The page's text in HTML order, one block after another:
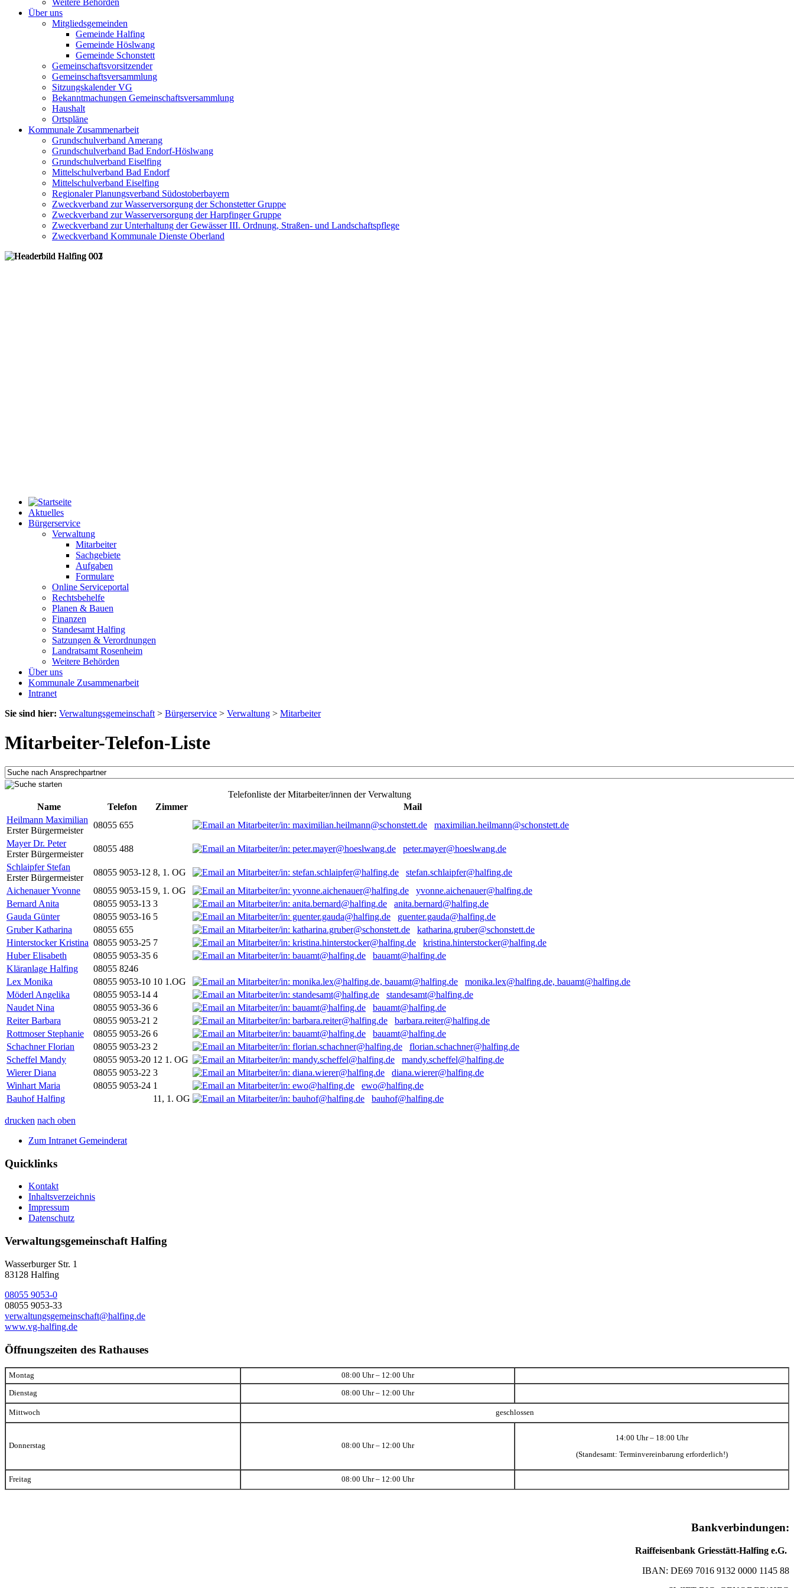
Weitere Behörden
Über uns
Mitgliedsgemeinden
Gemeinde Halfing
Gemeinde Höslwang
Gemeinde Schonstett
Gemeinschaftsvorsitzender
Gemeinschaftsversammlung
Sitzungskalender VG
Bekanntmachungen Gemeinschaftsversammlung
Haushalt
Ortspläne
Kommunale Zusammenarbeit
Grundschulverband Amerang
Grundschulverband Bad Endorf-Höslwang
Grundschulverband Eiselfing
Mittelschulverband Bad Endorf
Mittelschulverband Eiselfing
Regionaler Planungsverband Südostoberbayern
Zweckverband zur Wasserversorgung der Schonstetter Gruppe
Zweckverband zur Wasserversorgung der Harpfinger Gruppe
Zweckverband zur Unterhaltung der Gewässer III. Ordnung, Straßen- und Landschaftspflege
Zweckverband Kommunale Dienste Oberland
Aktuelles
Bürgerservice
Verwaltung
Mitarbeiter
Sachgebiete
Aufgaben
Formulare
Online Serviceportal
Rechtsbehelfe
Planen & Bauen
Finanzen
Standesamt Halfing
Satzungen & Verordnungen
Landratsamt Rosenheim
Weitere Behörden
Über uns
Kommunale Zusammenarbeit
Intranet
Sie sind hier: Verwaltungsgemeinschaft > Bürgerservice > Verwaltung > Mitarbeiter
Mitarbeiter-Telefon-Liste
Telefonliste der Mitarbeiter/innen der Verwaltung
Name
Telefon Zimmer
Mail
Heilmann Maximilian
Erster Bürgermeister
08055 655
maximilian.heilmann@schonstett.de
Mayer Dr. Peter
Erster Bürgermeister
08055 488
peter.mayer@hoeslwang.de
Schlaipfer Stefan
Erster Bürgermeister
08055 9053-12 8, 1. OG
stefan.schlaipfer@halfing.de
Aichenauer Yvonne
08055 9053-15 9, 1. OG
yvonne.aichenauer@halfing.de
Bernard Anita
08055 9053-13 3
anita.bernard@halfing.de
Gauda Günter
08055 9053-16 5
guenter.gauda@halfing.de
Gruber Katharina
08055 655
katharina.gruber@schonstett.de
Hinterstocker Kristina 08055 9053-25 7
kristina.hinterstocker@halfing.de
Huber Elisabeth
08055 9053-35 6
bauamt@halfing.de
Kläranlage Halfing
08055 8246
Lex Monika
08055 9053-10 10 1.OG
monika.lex@halfing.de, bauamt@halfing.de
Möderl Angelika
08055 9053-14 4
standesamt@halfing.de
Naudet Nina
08055 9053-36 6
bauamt@halfing.de
Reiter Barbara
08055 9053-21 2
barbara.reiter@halfing.de
Rottmoser Stephanie
08055 9053-26 6
bauamt@halfing.de
Schachner Florian
08055 9053-23 2
florian.schachner@halfing.de
Scheffel Mandy
08055 9053-20 12 1. OG
mandy.scheffel@halfing.de
Wierer Diana
08055 9053-22 3
diana.wierer@halfing.de
Winhart Maria
08055 9053-24 1
ewo@halfing.de
Bauhof Halfing
11, 1. OG bauhof@halfing.de
drucken nach oben
Zum Intranet Gemeinderat
Quicklinks
Kontakt
Inhaltsverzeichnis
Impressum
Datenschutz
Verwaltungsgemeinschaft Halfing
Wasserburger Str. 1
83128 Halfing
08055 9053-0
08055 9053-33
verwaltungsgemeinschaft@halfing.de
www.vg-halfing.de
Öffnungszeiten des Rathauses
Montag 08:00 Uhr – 12:00 Uhr
Dienstag 08:00 Uhr – 12:00 Uhr
Mittwoch geschlossen
Donnerstag 08:00 Uhr – 12:00 Uhr
14:00 Uhr – 18:00 Uhr
(Standesamt: Terminvereinbarung erforderlich!)
Freitag 08:00 Uhr – 12:00 Uhr
Bankverbindungen:
Raiffeisenbank Griesstätt-Halfing e.G.
IBAN: DE69 7016 9132 0000 1145 88